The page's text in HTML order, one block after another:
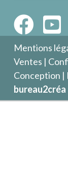
Mentions
Ventes |
Conception |
bureau2créa